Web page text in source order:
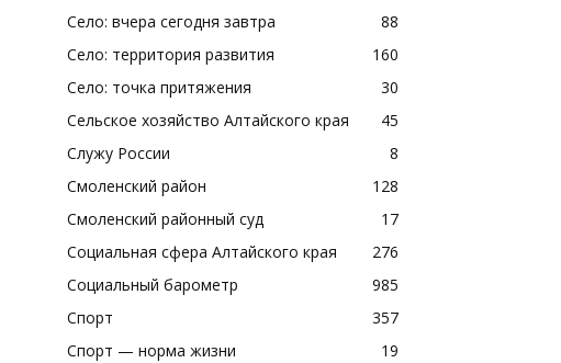
Село: вчера сегодня завтра
88
Село: территория развития
160
Село: точка притяжения
30
Сельское хозяйство Алтайского края
45
Служу России
8
Смоленский район
128
Смоленский районный суд
17
Социальная сфера Алтайского края
276
Социальный барометр
985
Спорт
357
Спорт — норма жизни
19